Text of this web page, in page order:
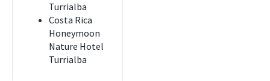
Turrialba
Costa Rica
Honeymoon
Nature Hotel
Turrialba